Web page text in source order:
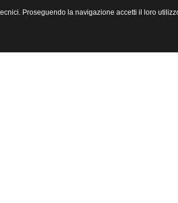
Proseguendo la navigazione accetti il loro